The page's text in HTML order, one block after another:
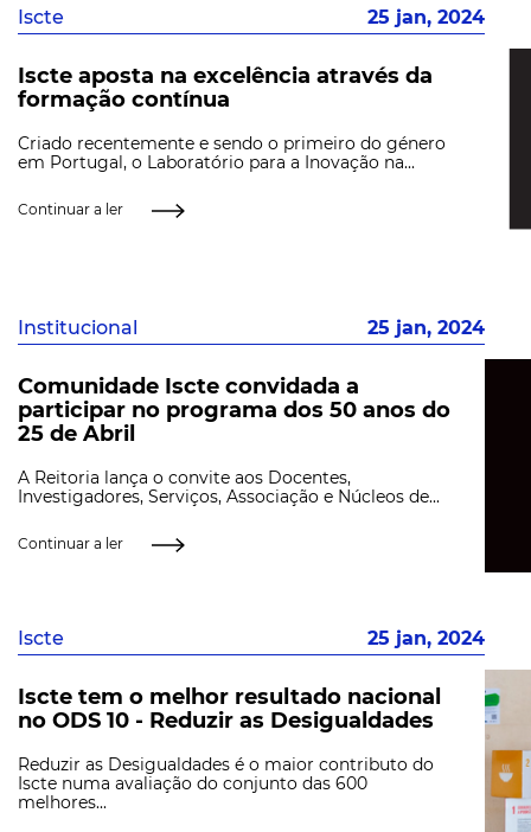
Iscte 25 jan, 2024
Iscte aposta na excelência através da
formação contínua
Criado recentemente e sendo o primeiro do género
em Portugal, o Laboratório para a Inovação na...
Continuar a ler
Institucional 25 jan, 2024
Comunidade Iscte convidada a
participar no programa dos 50 anos do
25 de Abril
A Reitoria lança o convite aos Docentes,
Investigadores, Serviços, Associação e Núcleos de...
Continuar a ler
Iscte 25 jan, 2024
Iscte tem o melhor resultado nacional
no ODS 10 - Reduzir as Desigualdades
Reduzir as Desigualdades é o maior contributo do
Iscte numa avaliação do conjunto das 600
melhores...